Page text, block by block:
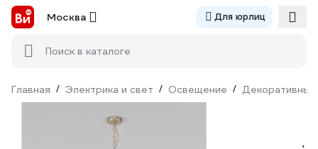
Москва Для юрлиц
Поиск в каталоге
Главная / Электрика и свет / Освещение / Декоративный